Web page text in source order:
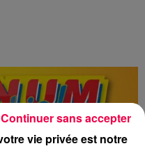
vie privée est notre
Continuer sans accepter